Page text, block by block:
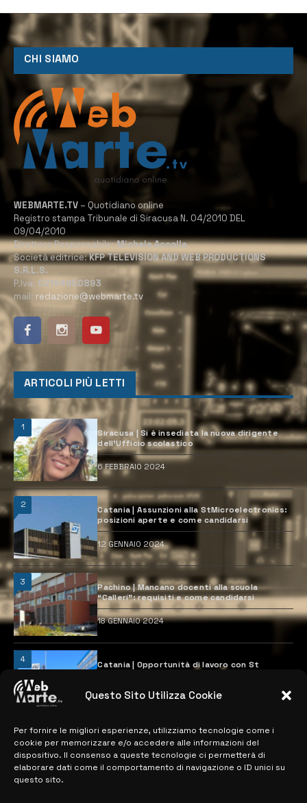
Questo Sito Utilizza Cookie
Per fornire le migliori esperienze, utilizziamo tecnologie come i
cookie per memorizzare e/o accedere alle informazioni del
dispositivo. Il consenso a queste tecnologie ci permetterà di
elaborare dati come il comportamento di navigazione o ID unici su
questo sito.
CHI SIAMO
WEBMARTE.TV – Quotidiano online
Registro stampa Tribunale di Siracusa N. 04/2010 DEL
09/04/2010
Direttore Responsabile:Michele Accolla
Società editrice:KFP TELEVISION AND WEB PRODUCTIONS
S.R.L.S.
P.Iva: 02184950893
mail: redazione@webmarte.tv
ARTICOLI PIÙ LETTI
1
Siracusa | Si è insediata la nuova dirigente
dell’Ufficio scolastico
6 FEBBRAIO 2024
2
Catania | Assunzioni alla StMicroelectronics:
posizioni aperte e come candidarsi
12 GENNAIO 2024
3
Pachino | Mancano docenti alla scuola
“Calleri”: requisiti e come candidarsi
18 GENNAIO 2024
4
Catania | Opportunità di lavoro con St
28 MARZO 2024
MAPPA DEL SITO
> NOTIZIE